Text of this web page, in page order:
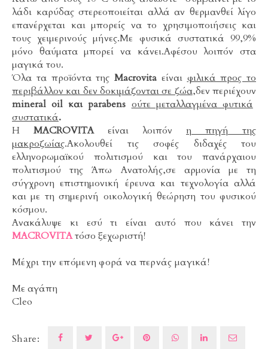
λάδι καρύδας στερεοποιείται αλλά αν θερμανθεί λίγο
επανέρχεται και μπορείς να το χρησιμοποιήσεις και
τους χειμερινούς μήνες.Με φυσικά συστατικά 99,9%
μόνο θαύματα μπορεί να κάνει.Αφέσου λοιπόν στα
μαγικά του.
Όλα τα προϊόντα της Macrovita είναι φιλικά προς το
περιβάλλον και δεν δοκιμάζονται σε ζώα,δεν περιέχουν
mineral oil και parabens ούτε μεταλλαγμένα φυτικά
συστατικά.
Η MACROVITAείναι λοιπόν η πηγή της
μακροζωίας.Ακολουθεί τις σοφές διδαχές του
ελληνορωμαϊκού πολιτισμού και του πανάρχαιου
πολιτισμού της Άπω Ανατολής,σε αρμονία με τη
σύγχρονη επιστημονική έρευνα και τεχνολογία αλλά
και με τη σημερινή οικολογική θεώρηση του φυσικού
κόσμου.
Ανακάλυψε κι εσύ τι είναι αυτό που κάνει την
MACROVITAτόσο ξεχωριστή!
Μέχρι την επόμενη φορά να περνάς μαγικά!
Με αγάπη
Cleo
Share: